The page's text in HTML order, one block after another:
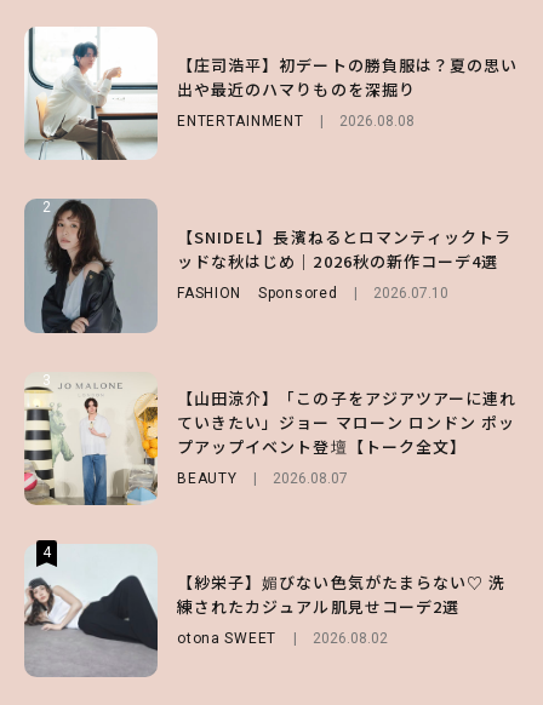
【庄司浩平】初デートの勝負服は？夏の思い
出や最近のハマりものを深掘り
ENTERTAINMENT 2026.08.08
2
【SNIDEL】長濱ねるとロマンティックトラ
ッドな秋はじめ｜2026秋の新作コーデ4選
FASHION Sponsored 2026.07.10
3
【山田涼介】「この子をアジアツアーに連れ
ていきたい」ジョー マローン ロンドン ポッ
プアップイベント登壇【トーク全文】
BEAUTY 2026.08.07
4
【紗栄子】媚びない色気がたまらない♡ 洗
練されたカジュアル肌見せコーデ2選
otona SWEET 2026.08.02
【大原優乃】夏メイクはプレイフルに！ドキ
ッとしちゃう色っぽ“うるみ目”のつくり方
BEAUTY 2026.08.01
2
【森香澄】理想のスタイルはどう作る？体型
キープの秘訣や夏の過ごし方など独占インタ
ビュー！
ENTERTAINMENT 2026.07.31
3
【ハローキティ】がスシローと初コラボ♡
第1弾の気になるメニュー＆限定グッズを総
チェック！
LIFESTYLE 2026.07.31
4
【SNIDEL】長濱ねるとロマンティックトラ
ッドな秋はじめ｜2026秋の新作コーデ4選
FASHION Sponsored 2026.07.10
【SNIDEL】長濱ねるとロマンティックトラ
ッドな秋はじめ｜2026秋の新作コーデ4選
FASHION Sponsored 2026.07.10
2
【付録】総柄ハローキティが可愛すぎ♡ 紀
ノ国屋コラボの“優秀保冷バッグ”は夏の強
い味方！【オトナミューズ9月号増刊】
3
【谷まりあ】夏は“シアースカート”でさり
げなく肌見せ！透け感のニュアンスを楽しめ
るマストハブアイテム4選
FASHION 2026.07.19
4
【ハローキティ】がスシローと初コラボ♡
第1弾の気になるメニュー＆限定グッズを総
チェック！
2026.07.31